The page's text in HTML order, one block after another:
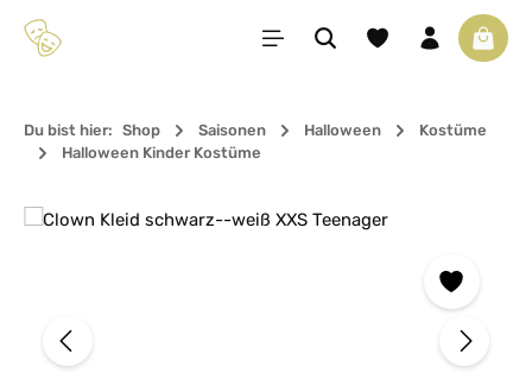
Zum Hauptinhalt springen Du hast 0 Produkte
Du bist hier: Shop Saisonen Halloween
Kostüme
Halloween Kinder Kostüme
Bildergalerie überspringen